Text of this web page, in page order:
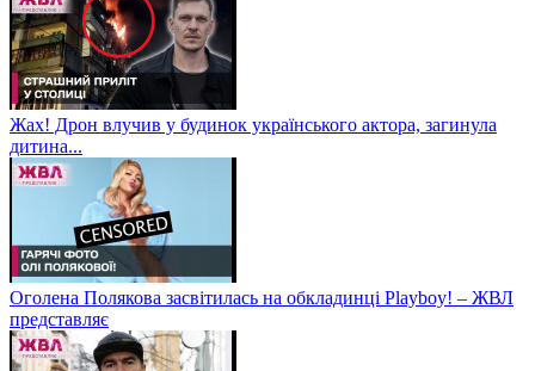
Жах! Дрон влучив у будинок українського актора, загинула
дитина...
Оголена Полякова засвітилась на обкладинці Playboy! – ЖВЛ
представляє